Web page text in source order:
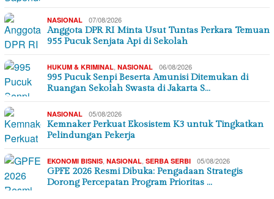
NASIONAL 07/08/2026
Anggota DPR RI Minta Usut Tuntas Perkara Temuan
955 Pucuk Senjata Api di Sekolah
HUKUM & KRIMINAL NASIONAL 06/08/2026
995 Pucuk Senpi Beserta Amunisi Ditemukan di
Ruangan Sekolah Swasta di Jakarta S…
NASIONAL 05/08/2026
Kemnaker Perkuat Ekosistem K3 untuk Tingkatkan
Pelindungan Pekerja
EKONOMI BISNIS NASIONAL SERBA SERBI 05/08/2026
GPFE 2026 Resmi Dibuka: Pengadaan Strategis
Dorong Percepatan Program Prioritas …